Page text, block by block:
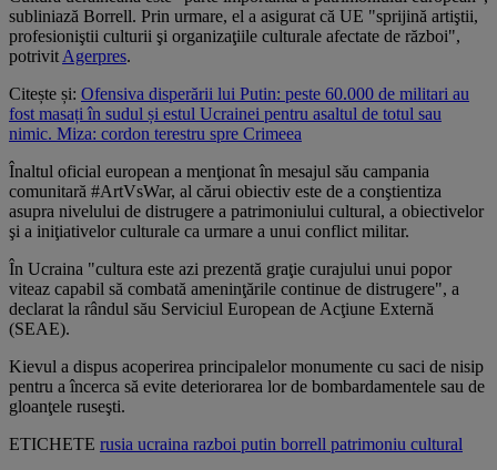
subliniază Borrell. Prin urmare, el a asigurat că UE "sprijină artiştii,
profesioniştii culturii şi organizaţiile culturale afectate de război",
potrivit Agerpres.
Citește și: Ofensiva disperării lui Putin: peste 60.000 de militari au
fost masați în sudul și estul Ucrainei pentru asaltul de totul sau
nimic. Miza: cordon terestru spre Crimeea
Înaltul oficial european a menţionat în mesajul său campania
comunitară #ArtVsWar, al cărui obiectiv este de a conştientiza
asupra nivelului de distrugere a patrimoniului cultural, a obiectivelor
şi a iniţiativelor culturale ca urmare a unui conflict militar.
În Ucraina "cultura este azi prezentă graţie curajului unui popor
viteaz capabil să combată ameninţările continue de distrugere", a
declarat la rândul său Serviciul European de Acţiune Externă
(SEAE).
Kievul a dispus acoperirea principalelor monumente cu saci de nisip
pentru a încerca să evite deteriorarea lor de bombardamentele sau de
gloanţele ruseşti.
ETICHETE rusia ucraina razboi putin borrell patrimoniu cultural